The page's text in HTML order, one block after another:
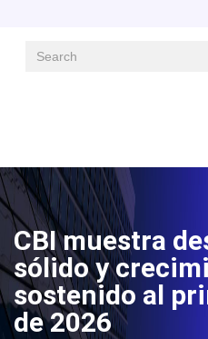
Navegación
Image
CBI muestra
sólido y
sostenido al
de 2026